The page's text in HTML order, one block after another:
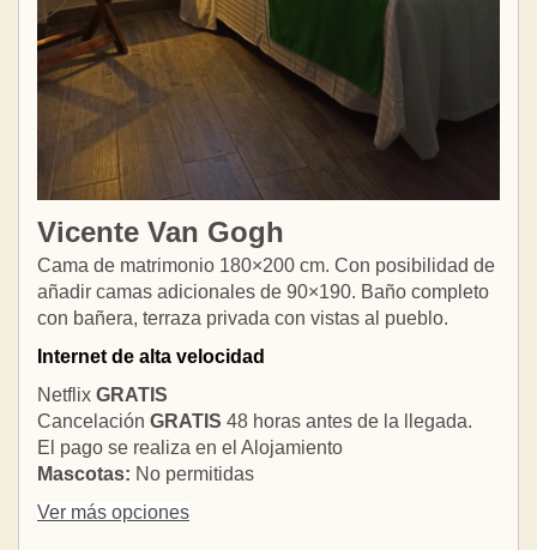
Vicente Van Gogh
Cama de matrimonio 180×200 cm. Con posibilidad de
añadir camas adicionales de 90×190. Baño completo
con bañera, terraza privada con vistas al pueblo.
Internet de alta velocidad
Netflix GRATIS
Cancelación GRATIS 48 horas antes de la llegada.
El pago se realiza en el Alojamiento
Mascotas: No permitidas
Ver más opciones